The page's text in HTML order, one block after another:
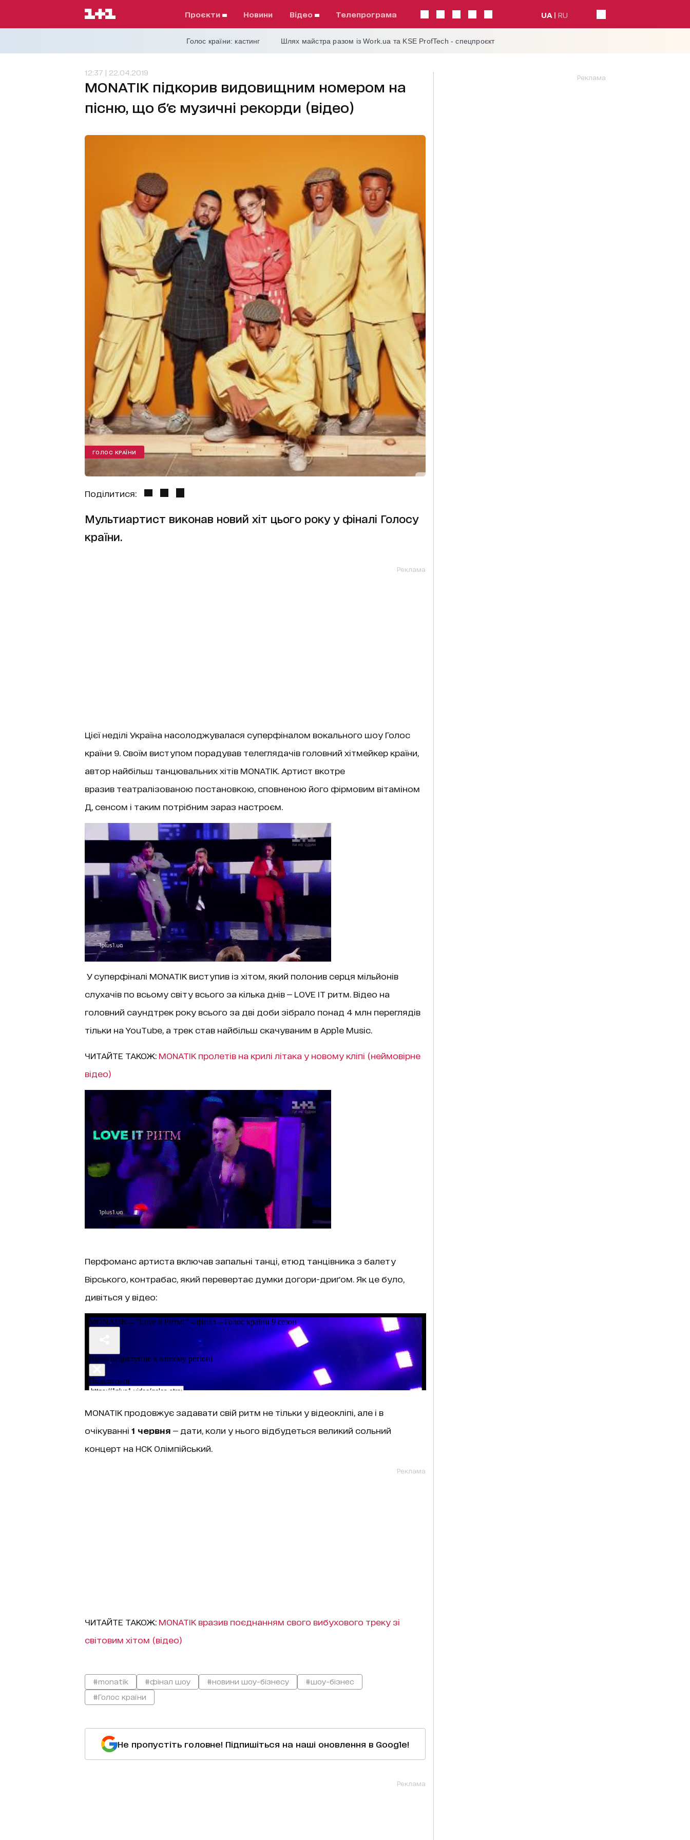
проєкти Новини відео телепрограма UA RU
Голос країни: кастинг Шлях майстра разом із Work.ua та KSE ProfTech - спецпроєкт
12:37 | 22.04.2019
MONATIK підкорив видовищним номером на
пісню, що б'є музичні рекорди (відео)
ГОЛОС КРАЇНИ
Поділитися:
Мультиартист виконав новий хіт цього року у фіналі Голосу
країни.
Реклама
Цієї неділі Україна насолоджувалася суперфіналом вокального шоу Голос
країни 9. Своїм виступом порадував телеглядачів головний хітмейкер країни,
автор найбільш танцювальних хітів MONATIK. Артист вкотре
вразив театралізованою постановкою, сповненою його фірмовим вітаміном
Д, сенсом і таким потрібним зараз настроєм.
У суперфіналі MONATIK виступив із хітом, який полонив серця мільйонів
слухачів по всьому світу всього за кілька днів — LOVE IT ритм. Відео на
головний саундтрек року всього за дві доби зібрало понад 4 млн переглядів
тільки на YouTube, а трек став найбільш скачуваним в Apple Music.
ЧИТАЙТЕ ТАКОЖ: MONATIK пролетів на крилі літака у новому кліпі (неймовірне
відео)
Перфоманс артиста включав запальні танці, етюд танцівника з балету
Вірського, контрабас, який перевертає думки догори-дриґом. Як це було,
дивіться у відео:
MONATIK продовжує задавати свій ритм не тільки у відеокліпі, але і в
очікуванні 1 червня — дати, коли у нього відбудеться великий сольний
концерт на НСК Олімпійський.
Реклама
ЧИТАЙТЕ ТАКОЖ: MONATIK вразив поєднанням свого вибухового треку зі
світовим хітом (відео)
#monatik #фінал шоу #новини шоу-бізнесу
#шоу-бізнес
#Голос країни
Не пропустіть головне! Підпишіться на наші оновлення в Google!
Реклама
Реклама